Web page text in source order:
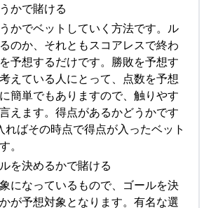
かで賭ける
かでベットしていく方法です。ル
のか、それともスコアレスで終わ
予想するだけです。勝敗を予想す
えている人にとって、点数を予想
簡単でもありますので、触りやす
えます。得点があるかどうかです
ればその時点で得点が入ったベット
。
を決めるかで賭ける
になっているもので、ゴールを決
が予想対象となります。有名な選